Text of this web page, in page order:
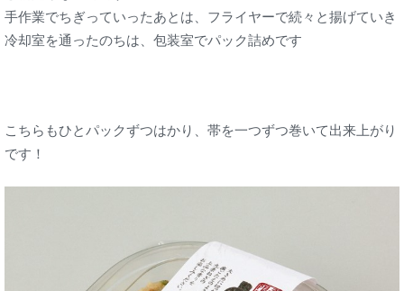
手作業でちぎっていったあとは、フライヤーで続々と揚げていき
冷却室を通ったのちは、包装室でパック詰めです
こちらもひとパックずつはかり、帯を一つずつ巻いて出来上がり
です！